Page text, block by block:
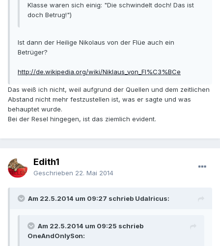
Klasse waren sich einig: "Die schwindelt doch! Das ist
doch Betrug!")
Ist dann der Heilige Nikolaus von der Flüe auch ein
Betrüger?
http://de.wikipedia.org/wiki/Niklaus_von_Fl%C3%BCe
Das weiß ich nicht, weil aufgrund der Quellen und dem zeitlichen
Abstand nicht mehr festzustellen ist, was er sagte und was
behauptet wurde.
Bei der Resel hingegen, ist das ziemlich evident.
Edith1
Geschrieben 22. Mai 2014
Am 22.5.2014 um 09:27 schrieb Udalricus:
Am 22.5.2014 um 09:25 schrieb
OneAndOnlySon: